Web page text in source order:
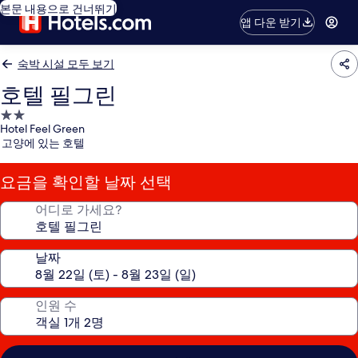
본문 내용으로 건너뛰기
앱 다운 받기
숙박 시설 모두 보기
호텔 필그린
2.0
성
급
숙
박
시
Hotel Feel Green
고양에 있는 호텔
요금을 확인할 날짜 선택
어디로 가세요?
날짜
인원 수